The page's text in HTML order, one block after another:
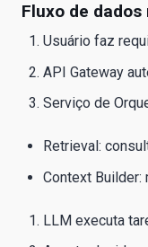
Fluxo de
Usuário faz
API Gateway
Serviço de
Retrieval:
Context Builder:
LLM executa